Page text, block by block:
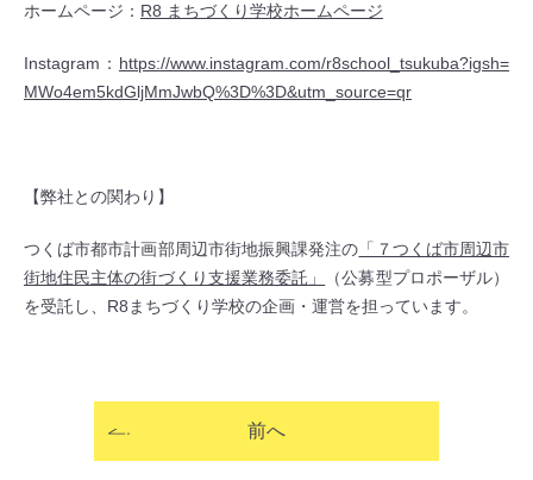
ホームページ： R8 まちづくり学校ホームページ
Instagram： https://www.instagram.com/r8school_tsukuba?igsh=
MWo4em5kdGljMmJwbQ%3D%3D&utm_source=qr
【弊社との関わり】
つくば市都市計画部周辺市街地振興課発注の 「７つくば市周辺市
街地住民主体の街づくり支援業務委託」
（公募型プロポーザル）
を受託し、R8まちづくり学校の企画・運営を担っています。
前へ